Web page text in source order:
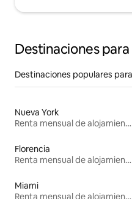
Destinaciones
Destinaciones populares
Nueva York
Renta mensual de alojamientos
Florencia
Renta mensual de alojamientos
Miami
Renta mensual de alojamientos